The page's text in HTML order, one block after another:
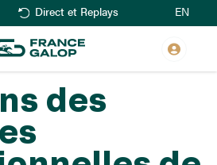
Aller
au
contenu
principal
Direct et Replays EN
des